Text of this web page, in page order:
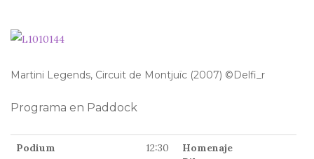
Martini Legends, Circuit de Montjuïc (2007) ©Delfi_r
Programa en Paddock
Podium 12:30
Homenaje